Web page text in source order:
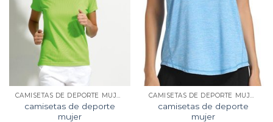
CAMISETAS DE DEPORTE MUJER
camisetas de deporte
mujer
CAMISETAS DE DEPORTE MUJER
camisetas de deporte
mujer